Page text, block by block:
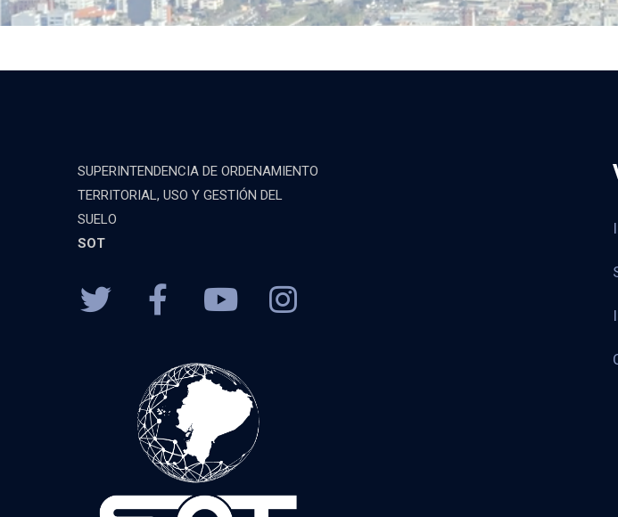
SUPERINTENDENCIA DE ORDENAMIENTO
TERRITORIAL, USO Y GESTIÓN DEL
SUELO
SOT